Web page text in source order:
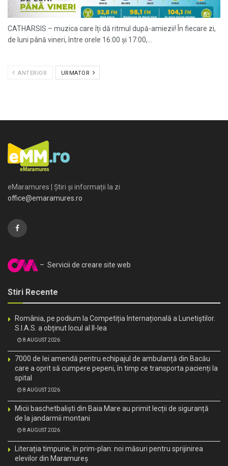
CATHARSIS – muzica care îți dă ritmul după-amiezii! În fiecare zi,
de luni până vineri, între orele 16:00 și 17:00,...
ANTERIOR URMATOR
eMaramures | Știri și informații la zi
office@emaramures.ro
– Servicii de creare site web
Stiri Recente
România, pe podium la Competiția Internațională a Lunetiștilor.
S.I.A.S. a obținut locul al II-lea
8 AUGUST 2026
7000 de lei amendă pentru echipajul de ambulanță din Bacău
care a oprit să cumpere pepeni, în timp ce transporta pacienți la
spital
8 AUGUST 2026
Micii baschetbaliști din Baia Mare au primit lecții de siguranță
de la jandarmii montani
8 AUGUST 2026
Literația timpurie, în prim-plan: noi măsuri pentru sprijinirea
elevilor din Maramureș